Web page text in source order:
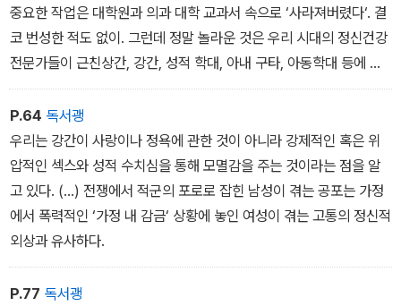
초월할 수 있겠는가!
중요한 작업은 대학원과 의과 대학 교과서 속으로 ‘사라져버렸다‘. 결
코 번성한 적도 없이. 그런데 정말 놀라운 것은 우리 시대의 정신건강
전문가들이 근친상간, 강간, 성적 학대, 아내 구타, 아동학대 등에 관
해 대학원이나 의과 대학 교과서가 아니라 페미니스트 의식화 그룹과
연구조사 그리고 풀뿌리 운동으로부터 배운다는 사실이다. 우리는 다
름 아닌 피해자들로부터 배웠다. 피해자들은 정신분석학이 아니라 페
미니즘으로부터 발언할 힘을 얻게 되었다.
P.64 독서괭
우리는 강간이 사랑이나 정욕에 관한 것이 아니라 강제적인 혹은 위
압적인 섹스와 성적 수치심을 통해 모멸감을 주는 것이라는 점을 알
고 있다. (...) 전쟁에서 적군의 포로로 잡힌 남성이 겪는 공포는 가정
에서 폭력적인 ‘가정 내 감금‘ 상황에 놓인 여성이 겪는 고통의 정신적
외상과 유사하다.
P.77 독서괭